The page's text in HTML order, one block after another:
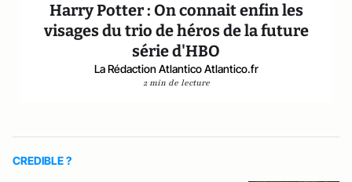
Harry Potter : On connait enfin les
visages du trio de héros de la future
série d'HBO
La Rédaction Atlantico Atlantico.fr
2 min de lecture
CREDIBLE ?